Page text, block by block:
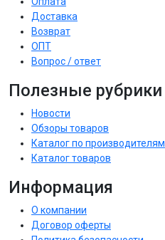
Доставка
Возврат
ОПТ
Вопрос / ответ
Полезные рубрики
Новости
Обзоры товаров
Каталог по производителям
Каталог товаров
Информация
О компании
Договор оферты